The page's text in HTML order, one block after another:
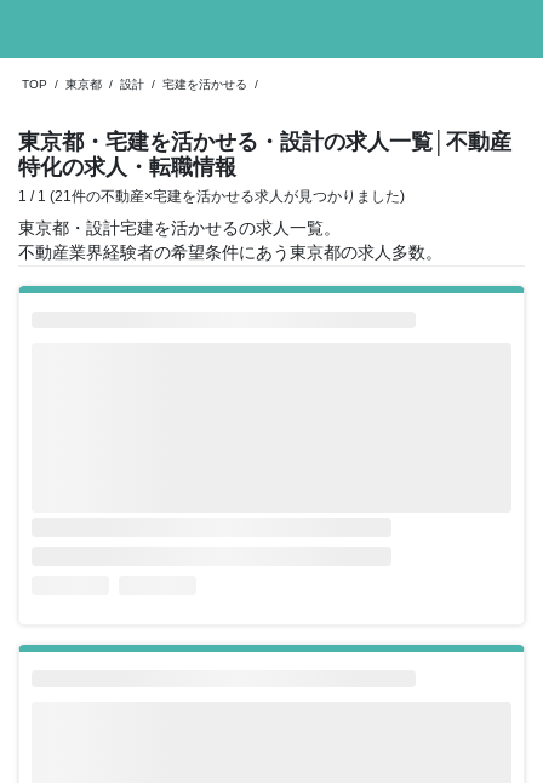
TOP / 東京都 / 設計 / 宅建を活かせる /
東京都・宅建を活かせる・設計の求人一覧 │不動産
特化の求人・転職情報
1 / 1 (21件の不動産×宅建を活かせる求人が見つかりました)
東京都・設計宅建を活かせるの求人一覧。
不動産業界経験者の希望条件にあう東京都の求人多数。